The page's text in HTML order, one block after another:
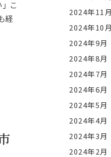
こ
経
2024年11月
2024年10月
2024年9月
2024年8月
2024年7月
2024年6月
2024年5月
2024年4月
2024年3月
2024年2月